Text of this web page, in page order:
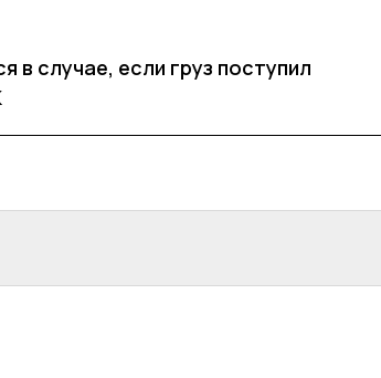
в случае, если груз поступил